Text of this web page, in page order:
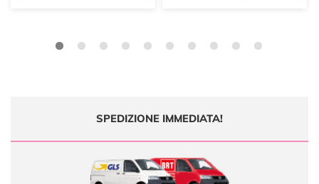
SPEDIZIONE IMMEDIATA!